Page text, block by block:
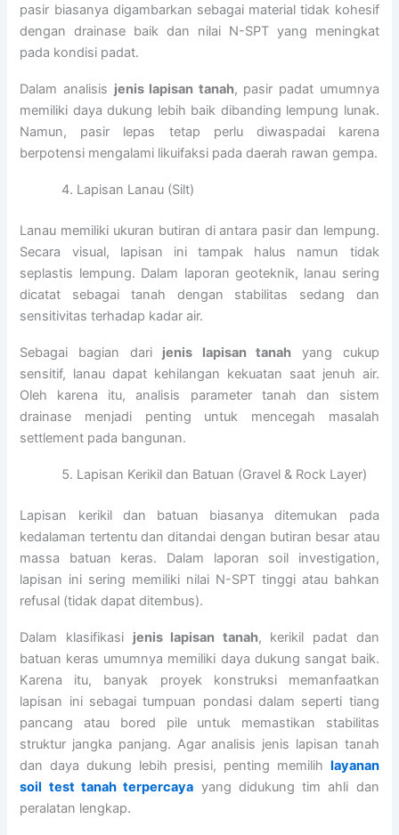
pasir biasanya digambarkan sebagai material tidak kohesif
dengan drainase baik dan nilai N-SPT yang meningkat
pada kondisi padat.
Dalam analisis jenis lapisan tanah, pasir padat umumnya
memiliki daya dukung lebih baik dibanding lempung lunak.
Namun, pasir lepas tetap perlu diwaspadai karena
berpotensi mengalami likuifaksi pada daerah rawan gempa.
Lapisan Lanau (Silt)
Lanau memiliki ukuran butiran di antara pasir dan lempung.
Secara visual, lapisan ini tampak halus namun tidak
seplastis lempung. Dalam laporan geoteknik, lanau sering
dicatat sebagai tanah dengan stabilitas sedang dan
sensitivitas terhadap kadar air.
Sebagai bagian dari jenis lapisan tanah yang cukup
sensitif, lanau dapat kehilangan kekuatan saat jenuh air.
Oleh karena itu, analisis parameter tanah dan sistem
drainase menjadi penting untuk mencegah masalah
settlement pada bangunan.
Lapisan Kerikil dan Batuan (Gravel & Rock Layer)
Lapisan kerikil dan batuan biasanya ditemukan pada
kedalaman tertentu dan ditandai dengan butiran besar atau
massa batuan keras. Dalam laporan soil investigation,
lapisan ini sering memiliki nilai N-SPT tinggi atau bahkan
refusal (tidak dapat ditembus).
Dalam klasifikasi jenis lapisan tanah, kerikil padat dan
batuan keras umumnya memiliki daya dukung sangat baik.
Karena itu, banyak proyek konstruksi memanfaatkan
lapisan ini sebagai tumpuan pondasi dalam seperti tiang
pancang atau bored pile untuk memastikan stabilitas
struktur jangka panjang. Agar analisis jenis lapisan tanah
dan daya dukung lebih presisi, penting memilih layanan
soil test tanah terpercaya yang didukung tim ahli dan
peralatan lengkap.